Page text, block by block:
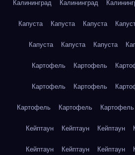
Калининград Калининград
Капуста Капуста Капуста
Капуста Капуста Капуста
Картофель Картофель
Картофель Картофель
Картофель Картофель Картофель
Кейптаун Кейптаун Кейптаун
Кейптаун Кейптаун Кейптаун